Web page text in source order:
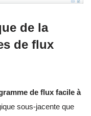
de la
de flux
de flux facile à
sous-jacente que